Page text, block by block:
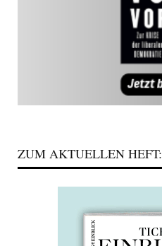
ZUM AKTUELLEN HEFT: